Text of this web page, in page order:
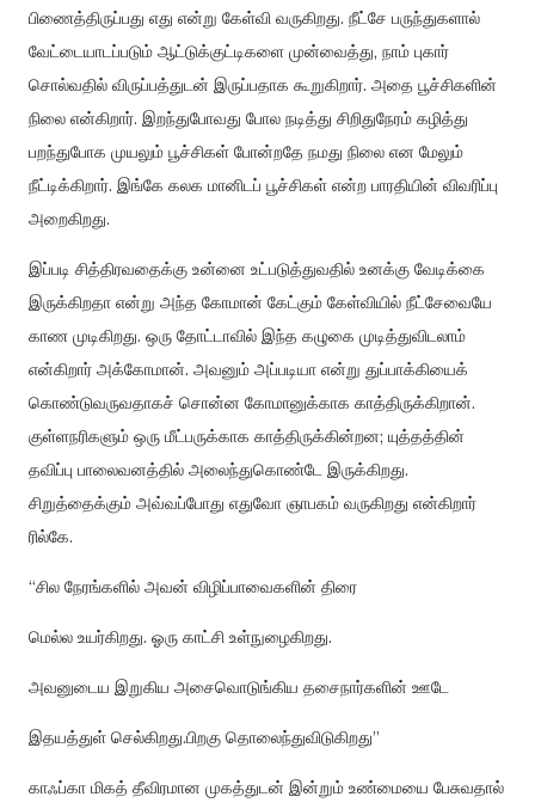
பிணைத்திருப்பது எது என்று கேள்வி வருகிறது. நீட்சே பருந்துகளால்
வேட்டையாடப்படும் ஆட்டுக்குட்டிகளை முன்வைத்து, நாம் புகார்
சொல்வதில் விருப்பத்துடன் இருப்பதாக கூறுகிறார். அதை பூச்சிகளின்
நிலை என்கிறார். இறந்துபோவது போல நடித்து சிறிதுநேரம் கழித்து
பறந்துபோக முயலும் பூச்சிகள் போன்றதே நமது நிலை என மேலும்
நீட்டிக்கிறார். இங்கே கலக மானிடப் பூச்சிகள் என்ற பாரதியின் விவரிப்பு
அறைகிறது.
இப்படி சித்திரவதைக்கு உன்னை உட்படுத்துவதில் உனக்கு வேடிக்கை
இருக்கிறதா என்று அந்த கோமான் கேட்கும் கேள்வியில் நீட்சேவையே
காண முடிகிறது. ஒரு தோட்டாவில் இந்த கழுகை முடித்துவிடலாம்
என்கிறார் அக்கோமான். அவனும் அப்படியா என்று துப்பாக்கியைக்
கொண்டுவருவதாகச் சொன்ன கோமானுக்காக காத்திருக்கிறான்.
குள்ளநரிகளும் ஒரு மீட்பருக்காக காத்திருக்கின்றன; யுத்தத்தின்
தவிப்பு பாலைவனத்தில் அலைந்துகொண்டே இருக்கிறது.
சிறுத்தைக்கும் அவ்வப்போது எதுவோ ஞாபகம் வருகிறது என்கிறார்
ரில்கே.
“சில நேரங்களில் அவன் விழிப்பாவைகளின் திரை
மெல்ல உயர்கிறது. ஓரு காட்சி உள்நுழைகிறது.
அவனுடைய இறுகிய அசைவொடுங்கிய தசைநார்களின் ஊடே
இதயத்துள் செல்கிறது.பிறகு தொலைந்துவிடுகிறது”
காஃப்கா மிகத் தீவிரமான முகத்துடன் இன்றும் உண்மையை பேசுவதால்